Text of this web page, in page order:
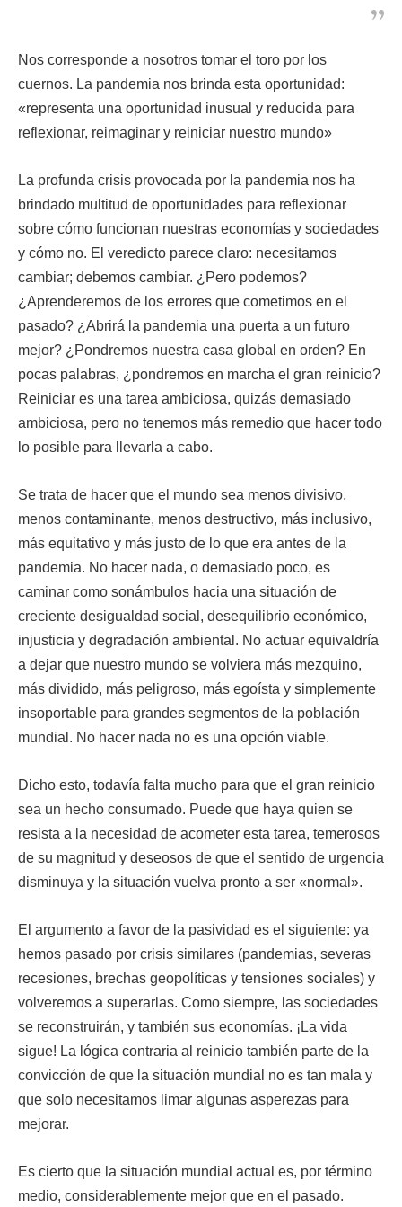
Nos corresponde a nosotros tomar el toro por los
cuernos. La pandemia nos brinda esta oportunidad:
«representa una oportunidad inusual y reducida para
reflexionar, reimaginar y reiniciar nuestro mundo»
La profunda crisis provocada por la pandemia nos ha
brindado multitud de oportunidades para reflexionar
sobre cómo funcionan nuestras economías y sociedades
y cómo no. El veredicto parece claro: necesitamos
cambiar; debemos cambiar. ¿Pero podemos?
¿Aprenderemos de los errores que cometimos en el
pasado? ¿Abrirá la pandemia una puerta a un futuro
mejor? ¿Pondremos nuestra casa global en orden? En
pocas palabras, ¿pondremos en marcha el gran reinicio?
Reiniciar es una tarea ambiciosa, quizás demasiado
ambiciosa, pero no tenemos más remedio que hacer todo
lo posible para llevarla a cabo.
Se trata de hacer que el mundo sea menos divisivo,
menos contaminante, menos destructivo, más inclusivo,
más equitativo y más justo de lo que era antes de la
pandemia. No hacer nada, o demasiado poco, es
caminar como sonámbulos hacia una situación de
creciente desigualdad social, desequilibrio económico,
injusticia y degradación ambiental. No actuar equivaldría
a dejar que nuestro mundo se volviera más mezquino,
más dividido, más peligroso, más egoísta y simplemente
insoportable para grandes segmentos de la población
mundial. No hacer nada no es una opción viable.
Dicho esto, todavía falta mucho para que el gran reinicio
sea un hecho consumado. Puede que haya quien se
resista a la necesidad de acometer esta tarea, temerosos
de su magnitud y deseosos de que el sentido de urgencia
disminuya y la situación vuelva pronto a ser «normal».
El argumento a favor de la pasividad es el siguiente: ya
hemos pasado por crisis similares (pandemias, severas
recesiones, brechas geopolíticas y tensiones sociales) y
volveremos a superarlas. Como siempre, las sociedades
se reconstruirán, y también sus economías. ¡La vida
sigue! La lógica contraria al reinicio también parte de la
convicción de que la situación mundial no es tan mala y
que solo necesitamos limar algunas asperezas para
mejorar.
Es cierto que la situación mundial actual es, por término
medio, considerablemente mejor que en el pasado.